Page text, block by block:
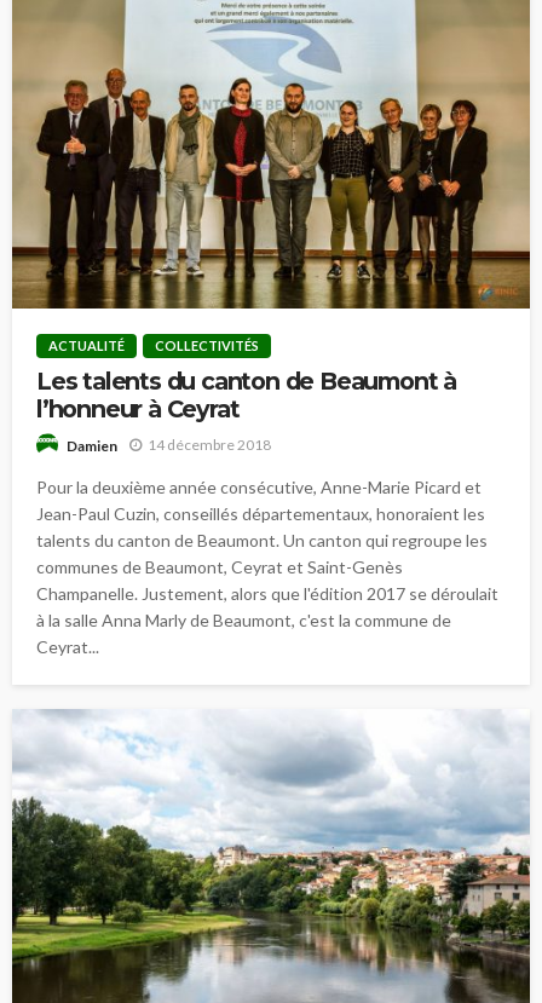
ACTUALITÉ COLLECTIVITÉS
Les talents du canton de Beaumont à
l’honneur à Ceyrat
Damien 14 décembre 2018
Pour la deuxième année consécutive, Anne-Marie Picard et
Jean-Paul Cuzin, conseillés départementaux, honoraient les
talents du canton de Beaumont. Un canton qui regroupe les
communes de Beaumont, Ceyrat et Saint-Genès
Champanelle. Justement, alors que l'édition 2017 se déroulait
à la salle Anna Marly de Beaumont, c'est la commune de
Ceyrat...